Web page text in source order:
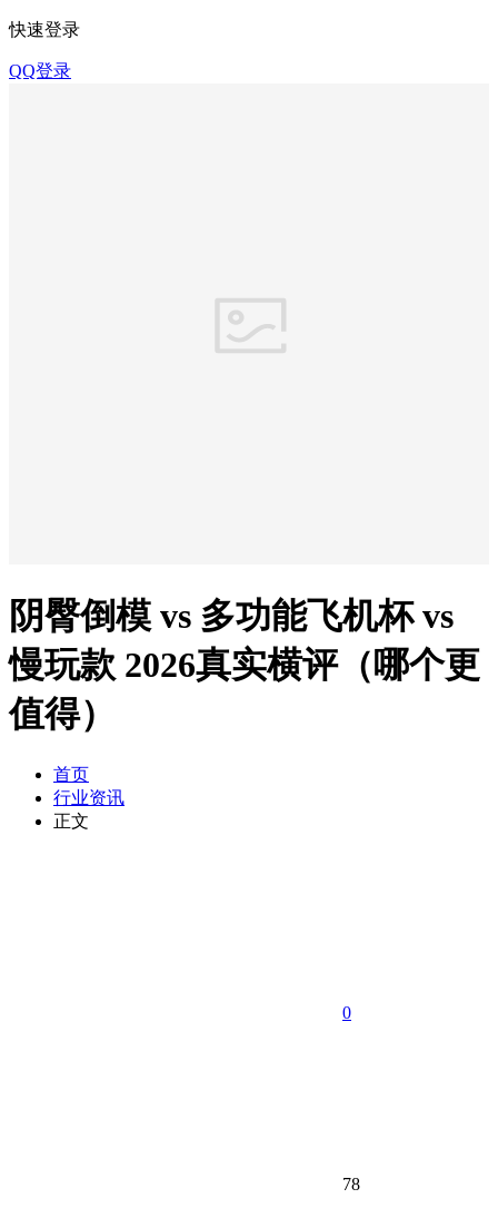
快速登录
QQ登录
阴臀倒模 vs 多功能飞机杯 vs
慢玩款 2026真实横评（哪个更
值得）
首页
行业资讯
正文
0
78